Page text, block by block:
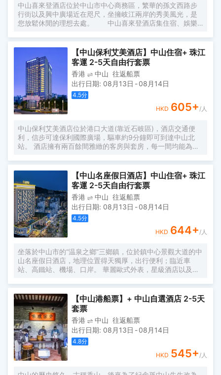
中山喜來登酒店位於中山市中心商務區，繁華的孫文西路步
行街以及興中廣場近在咫尺，坐擁岐江兩岸的秀美風光，是
您放鬆休閒的理想去處。 中山喜來登酒店集住宿、娛樂
潔的床褥、舒適的羽絨被、柔軟的枕頭-喜來登酒店獨有的甜
夢之床將為你帶來超凡的睡眠體驗。所有客房配有高速無線
上網、當地和國外精選電視頻道及24小時客房服務，將確保
您獲得舒適便利的住宿體驗。
【中山保利艾美酒店】中山住宿+ 珠江
客運 2-5天自由行套票
香港 中山 往返船票
出行日期: 08月13日 -08月14日
4.5分
HKD 605+ /人
中山保利艾美酒店位於港口大道(靠近石岐區)，酒店交通便
利，信步可達保利國際廣場，驅車約9分鐘即可到達中山北
站。 酒店擁有兩百餘間雅緻的客房與套房，每一間均能為您
【中山名座假日酒店】中山住宿+ 珠江
客運 2-5天自由行套票
香港 中山 往返船票
出行日期: 08月13日 -08月14日
4.5分
HKD 644+ /人
坐落於中山市的“温泉之鄉”三鄉鎮，位於鎮中心景觀大道的中
山名座假日酒店，地理位置得天獨厚，出行便利；臨近車
站、高鐵站、機場、口岸。 華麗歐式外表，星級酒店以及星
受禮遇、高級轎車接送服務、免費洗衣服務、會議宴會熱門
選擇地；還有中西餐廳、優雅咖啡廳/酒吧、KTV、足浴、棋
牌、健身房、室外泳池、兒童樂園、電影院、商務會議室的
大型酒店；無論是規模、檔次還是設施都達到了國際化水平
的人氣豪華酒店，出遊必選。
【中山港船票】+ 中山自選酒店 2-5天
套票
香港 中山 往返船票
出行日期: 08月13日 -08月14日
4.8分
HKD 545+ /人